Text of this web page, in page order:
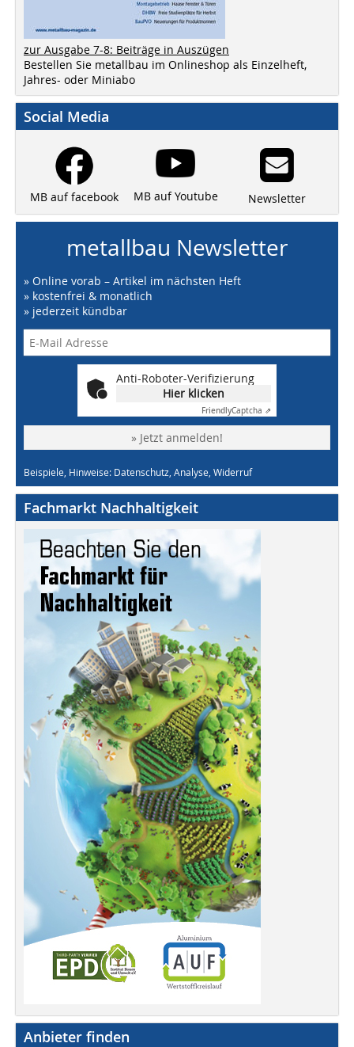
zur Ausgabe 7-8: Beiträge in Auszügen
Bestellen Sie metallbau im Onlineshop als Einzelheft,
Jahres- oder Miniabo
Social Media
MB auf facebook MB auf Youtube Newsletter
metallbau Newsletter
» Online vorab – Artikel im nächsten Heft
» kostenfrei & monatlich
» jederzeit kündbar
Anti-Roboter-Verifizierung
Hier klicken
FriendlyCaptcha ⇗
» Jetzt anmelden!
Beispiele, Hinweise: Datenschutz, Analyse, Widerruf
Fachmarkt Nachhaltigkeit
Anbieter finden